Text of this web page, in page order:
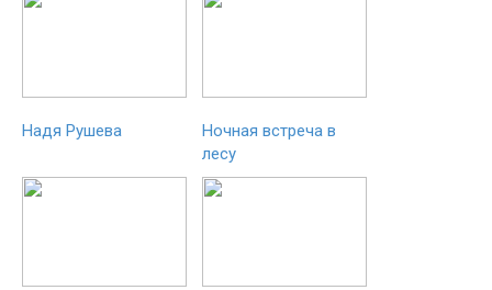
Надя Рушева
Ночная встреча в
лесу